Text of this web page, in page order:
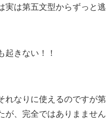
は第五文型からずっと
起きない！！
なりに使えるのですが
、完全ではありまません